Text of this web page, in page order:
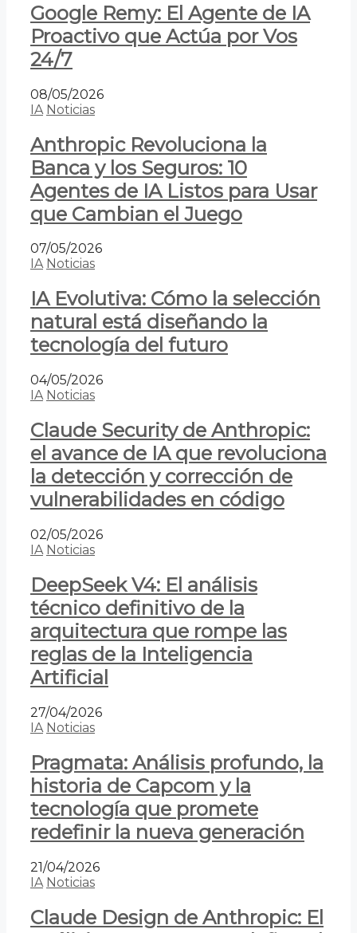
Google Remy: El Agente de IA
Proactivo que Actúa por Vos
24/7
08/05/2026
IA Noticias
Anthropic Revoluciona la
Banca y los Seguros: 10
Agentes de IA Listos para Usar
que Cambian el Juego
07/05/2026
IA Noticias
IA Evolutiva: Cómo la selección
natural está diseñando la
tecnología del futuro
04/05/2026
IA Noticias
Claude Security de Anthropic:
el avance de IA que revoluciona
la detección y corrección de
vulnerabilidades en código
02/05/2026
IA Noticias
DeepSeek V4: El análisis
técnico definitivo de la
arquitectura que rompe las
reglas de la Inteligencia
Artificial
27/04/2026
IA Noticias
Pragmata: Análisis profundo, la
historia de Capcom y la
tecnología que promete
redefinir la nueva generación
21/04/2026
IA Noticias
Claude Design de Anthropic: El